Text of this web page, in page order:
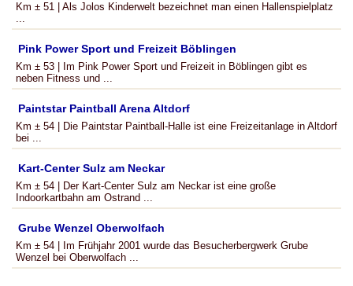
Km ± 51 | Als Jolos Kinderwelt bezeichnet man einen Hallenspielplatz
...
Pink Power Sport und Freizeit Böblingen
Km ± 53 | Im Pink Power Sport und Freizeit in Böblingen gibt es
neben Fitness und ...
Paintstar Paintball Arena Altdorf
Km ± 54 | Die Paintstar Paintball-Halle ist eine Freizeitanlage in Altdorf
bei ...
Kart-Center Sulz am Neckar
Km ± 54 | Der Kart-Center Sulz am Neckar ist eine große
Indoorkartbahn am Ostrand ...
Grube Wenzel Oberwolfach
Km ± 54 | Im Frühjahr 2001 wurde das Besucherbergwerk Grube
Wenzel bei Oberwolfach ...